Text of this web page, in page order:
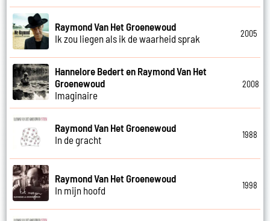
Raymond Van Het Groenewoud
Ik zou liegen als ik de waarheid sprak
2005
Hannelore Bedert en Raymond Van Het
Groenewoud
Imaginaire
2008
Raymond Van Het Groenewoud
In de gracht
1988
Raymond Van Het Groenewoud
In mijn hoofd
1998